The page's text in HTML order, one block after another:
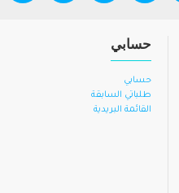
حسابي
حسابي
طلباتي السابقة
القائمة البريدية